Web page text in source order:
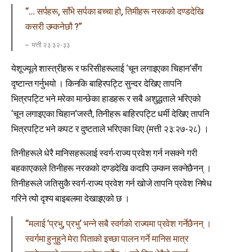
“… सर्पहरू, साँभे सर्पका बच्चा हो, तिमीहरू नरकको दण्डदेखि
कसरी उम्कनेछौ ?”
मत्ती २३:३२-३३
येशूज्यूले शास्त्रीहरू र फरिसीहरूलाई ‘चून लगाइएका चिहान’सँग
दृष्टान्त गर्नुभयो । किनकि बाहिरपट्टि सुन्दर देखिए तापनि
भित्रपट्टि भने मरेका मान्छेका हाडहरू र सबै अशुद्धताले भरिएको
‘चून लगाइएका चिहान’जस्तै, तिनीहरू बाहिरपट्टि धर्मी देखिए तापनि
भित्रपट्टि भने कपट र दुष्टताले भरिएका थिए (मत्ती २३:२७-२८) ।
​तिनीहरूले धेरै मानिसहरूलाई स्वर्ग-राज्य प्रवेश गर्न नसक्ने गरी
बहकाएकाले तिनीहरू नरकको दण्डदेखि कदापि उम्कन सक्नेछैनन् ।
तिनीहरूले जतिसुकै स्वर्ग-राज्य प्रवेश गर्न खोजे तापनि प्रवेश निषेध
गरिने त्यो दृश्य बाइबलमा देखाइएको छ ।
“मलाई ‘प्रभु, प्रभु’ भन्ने सबै स्वर्गको राज्यमा प्रवेश गर्नेछैनन् ।
स्वर्गमा हुनुहुने मेरा पिताको इच्छा पालन गर्ने मानिस मात्र